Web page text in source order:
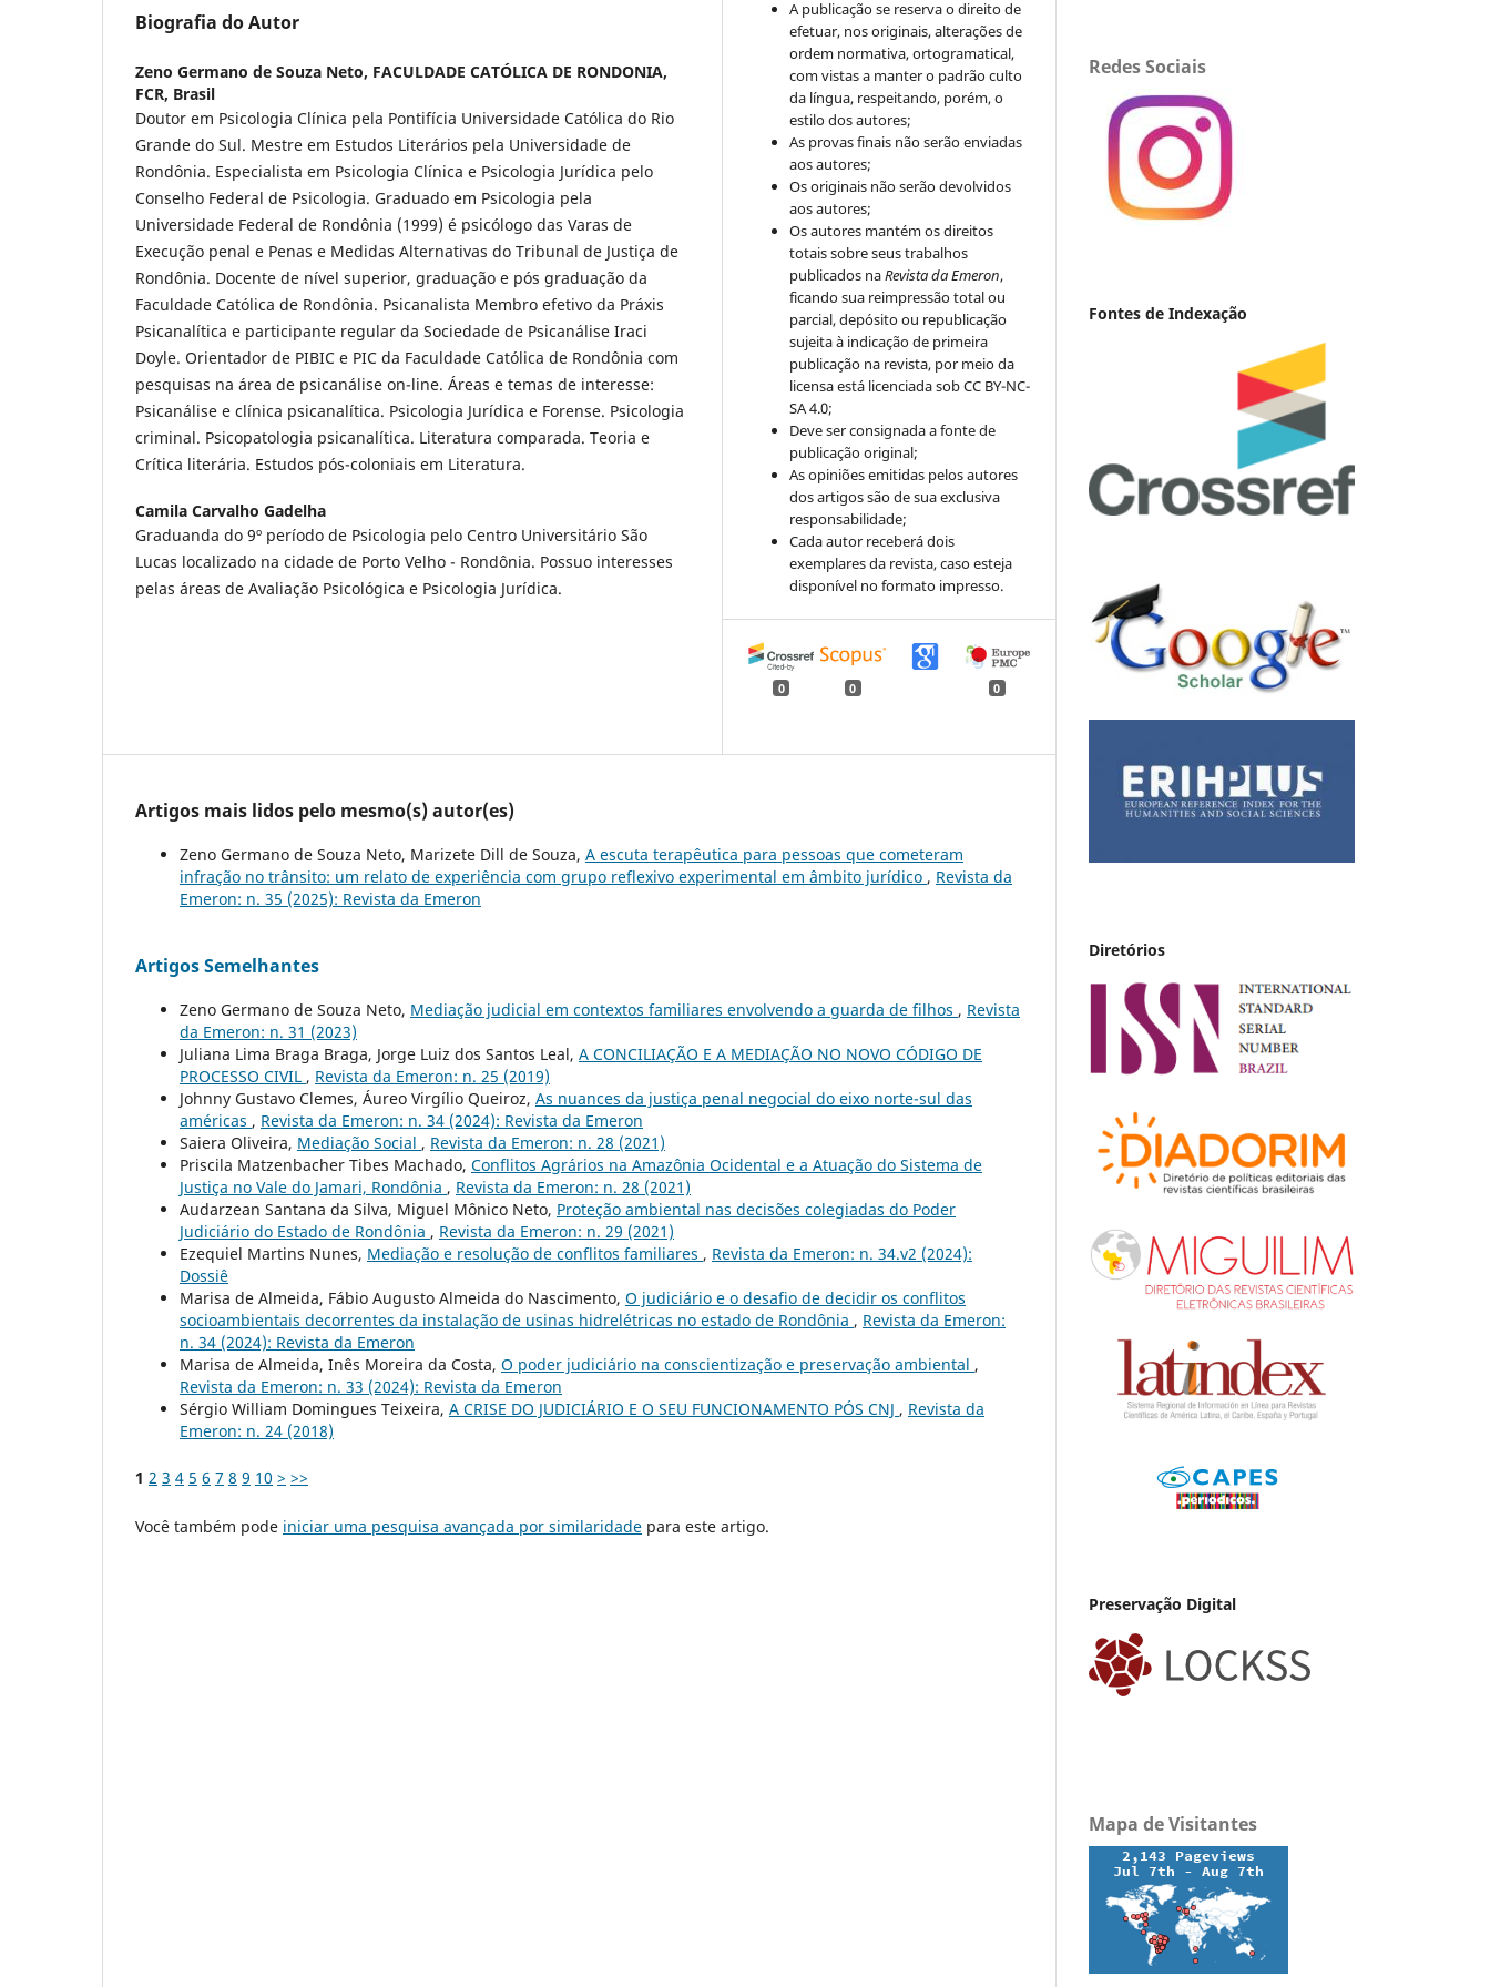
Biografia do Autor
Zeno Germano de Souza Neto, FACULDADE CATÓLICA DE RONDONIA,
FCR, Brasil
Doutor em Psicologia Clínica pela Pontifícia Universidade Católica do Rio
Grande do Sul. Mestre em Estudos Literários pela Universidade de
Rondônia. Especialista em Psicologia Clínica e Psicologia Jurídica pelo
Conselho Federal de Psicologia. Graduado em Psicologia pela
Universidade Federal de Rondônia (1999) é psicólogo das Varas de
Execução penal e Penas e Medidas Alternativas do Tribunal de Justiça de
Rondônia. Docente de nível superior, graduação e pós graduação da
Faculdade Católica de Rondônia. Psicanalista Membro efetivo da Práxis
Psicanalítica e participante regular da Sociedade de Psicanálise Iraci
Doyle. Orientador de PIBIC e PIC da Faculdade Católica de Rondônia com
pesquisas na área de psicanálise on-line. Áreas e temas de interesse:
Psicanálise e clínica psicanalítica. Psicologia Jurídica e Forense. Psicologia
criminal. Psicopatologia psicanalítica. Literatura comparada. Teoria e
Crítica literária. Estudos pós-coloniais em Literatura.
Camila Carvalho Gadelha
Graduanda do 9º período de Psicologia pelo Centro Universitário São
Lucas localizado na cidade de Porto Velho - Rondônia. Possuo interesses
pelas áreas de Avaliação Psicológica e Psicologia Jurídica.
A publicação se reserva o direito de
efetuar, nos originais, alterações de
ordem normativa, ortogramatical,
com vistas a manter o padrão culto
da língua, respeitando, porém, o
estilo dos autores;
As provas finais não serão enviadas
aos autores;
Os originais não serão devolvidos
aos autores;
Os autores mantém os direitos
totais sobre seus trabalhos
publicados naRevista da Emeron,
ficando sua reimpressão total ou
parcial, depósito ou republicação
sujeita à indicação de primeira
publicação na revista, por meio da
licensa está licenciada sob CC BY-NC-
SA 4.0;
Deve ser consignada a fonte de
publicação original;
As opiniões emitidas pelos autores
dos artigos são de sua exclusiva
responsabilidade;
Cada autor receberá dois
exemplares da revista, caso esteja
disponível no formato impresso.
0 0 0
Artigos mais lidos pelo mesmo(s) autor(es)
Zeno Germano de Souza Neto, Marizete Dill de Souza, A escuta terapêutica para pessoas que cometeram
infração no trânsito: um relato de experiência com grupo reflexivo experimental em âmbito jurídico , Revista da
Emeron: n. 35 (2025): Revista da Emeron
Artigos Semelhantes
Zeno Germano de Souza Neto, Mediação judicial em contextos familiares envolvendo a guarda de filhos , Revista
da Emeron: n. 31 (2023)
Juliana Lima Braga Braga, Jorge Luiz dos Santos Leal, A CONCILIAÇÃO E A MEDIAÇÃO NO NOVO CÓDIGO DE
PROCESSO CIVIL , Revista da Emeron: n. 25 (2019)
Johnny Gustavo Clemes, Áureo Virgílio Queiroz, As nuances da justiça penal negocial do eixo norte-sul das
américas , Revista da Emeron: n. 34 (2024): Revista da Emeron
Saiera Oliveira, Mediação Social , Revista da Emeron: n. 28 (2021)
Priscila Matzenbacher Tibes Machado, Conflitos Agrários na Amazônia Ocidental e a Atuação do Sistema de
Justiça no Vale do Jamari, Rondônia , Revista da Emeron: n. 28 (2021)
Audarzean Santana da Silva, Miguel Mônico Neto, Proteção ambiental nas decisões colegiadas do Poder
Judiciário do Estado de Rondônia , Revista da Emeron: n. 29 (2021)
Ezequiel Martins Nunes, Mediação e resolução de conflitos familiares , Revista da Emeron: n. 34.v2 (2024):
Dossiê
Marisa de Almeida, Fábio Augusto Almeida do Nascimento, O judiciário e o desafio de decidir os conflitos
socioambientais decorrentes da instalação de usinas hidrelétricas no estado de Rondônia , Revista da Emeron:
n. 34 (2024): Revista da Emeron
Marisa de Almeida, Inês Moreira da Costa, O poder judiciário na conscientização e preservação ambiental ,
Revista da Emeron: n. 33 (2024): Revista da Emeron
Sérgio William Domingues Teixeira, A CRISE DO JUDICIÁRIO E O SEU FUNCIONAMENTO PÓS CNJ , Revista da
Emeron: n. 24 (2018)
1 2 3 4 5 6 7 8 9 10 > >>
Você também pode iniciar uma pesquisa avançada por similaridade para este artigo.
Redes Sociais
Fontes de Indexação
Diretórios
Preservação Digital
Mapa de Visitantes